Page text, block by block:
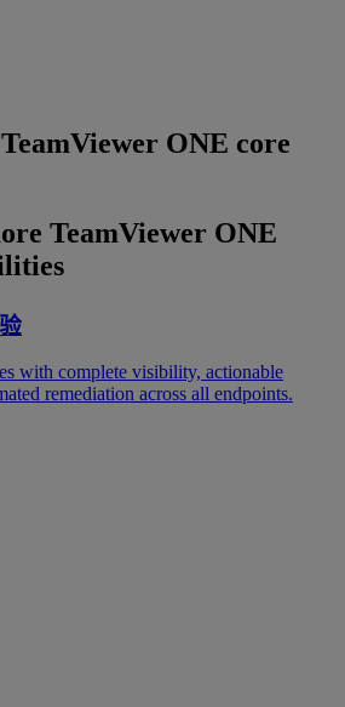
ONE core
TeamViewer ONE
with complete visibility, actionable
remediation across all endpoints.